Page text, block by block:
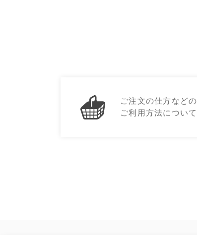
ご注文の仕方などの
ご利用方法について